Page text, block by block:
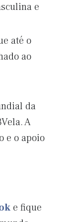
e
até o
ao
da
A
e o apoio
e fique